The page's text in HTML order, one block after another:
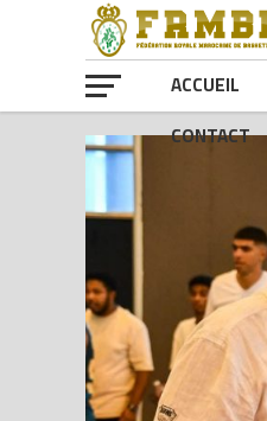
ACCUEIL
CONTACT